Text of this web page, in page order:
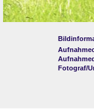
Fotograf/